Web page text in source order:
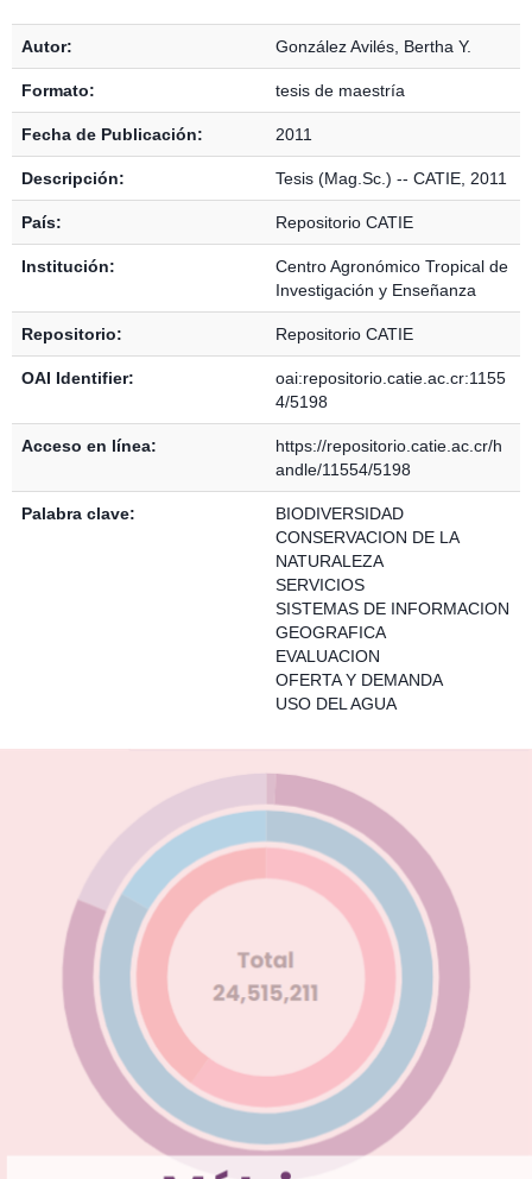
Autor: González Avilés, Bertha Y.
Formato: tesis de maestría
Fecha de Publicación: 2011
Descripción: Tesis (Mag.Sc.) -- CATIE, 2011
País: Repositorio CATIE
Institución:
Centro Agronómico Tropical de
Investigación y Enseñanza
Repositorio: Repositorio CATIE
OAI Identifier:
oai:repositorio.catie.ac.cr:1155
4/5198
Acceso en línea:
https://repositorio.catie.ac.cr/h
andle/11554/5198
Palabra clave:
BIODIVERSIDAD
CONSERVACION DE LA
NATURALEZA
SERVICIOS
SISTEMAS DE INFORMACION
GEOGRAFICA
EVALUACION
OFERTA Y DEMANDA
USO DEL AGUA